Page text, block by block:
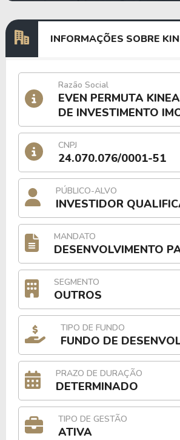
INFORMAÇÕES SOBRE
Razão Social
EVEN PERMUTA
DE INVESTIMENTO
CNPJ
24.070.076/0001-51
PÚBLICO-ALVO
INVESTIDOR
MANDATO
DESENVOLVIMENTO
SEGMENTO
OUTROS
TIPO DE FUNDO
FUNDO DE
PRAZO DE DURAÇÃO
DETERMINADO
TIPO DE GESTÃO
ATIVA